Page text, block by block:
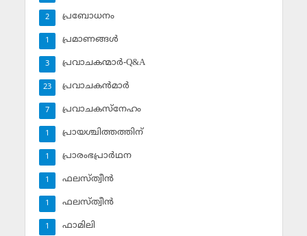
പ്രബോധനം
2
പ്രമാണങ്ങള്‍
1
പ്രവാചകന്മാര്‍-Q&A
3
പ്രവാചകന്‍മാര്‍
23
പ്രവാചകസ്‌നേഹം
7
പ്രായശ്ചിത്തത്തിന്
1
പ്രാരംഭപ്രാര്‍ഥന
1
ഫലസ്ത്വീൻ
1
ഫലസ്ത്വീൻ
1
ഫാമിലി
1